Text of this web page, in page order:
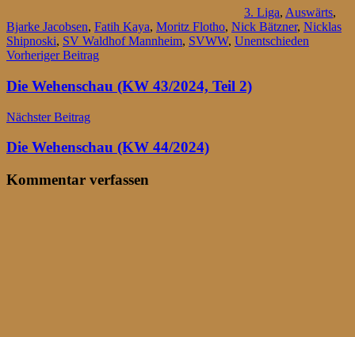
3. Liga, Auswärts,
Bjarke Jacobsen, Fatih Kaya, Moritz Flotho, Nick Bätzner, Nicklas
Shipnoski, SV Waldhof Mannheim, SVWW, Unentschieden
Beitragsnavigation
Vorheriger Beitrag
Die Wehenschau (KW 43/2024, Teil 2)
Nächster Beitrag
Die Wehenschau (KW 44/2024)
Kommentar verfassen